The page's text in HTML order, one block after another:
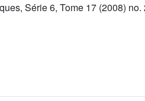
Série 6, Tome 17 (2008) no.